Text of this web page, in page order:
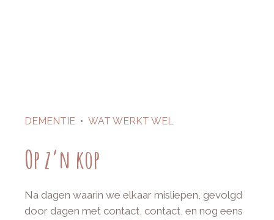
DEMENTIE • WAT WERKT WEL
Op z’n kop
Na dagen waarin we elkaar misliepen, gevolgd
door dagen met contact, contact, en nog eens